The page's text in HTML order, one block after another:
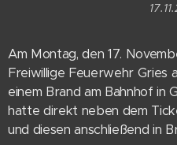
Am Montag, den 17.
Freiwillige Feuerwehr Gries
einem Brand am Bahnhof in
hatte direkt neben dem
und diesen anschließend in